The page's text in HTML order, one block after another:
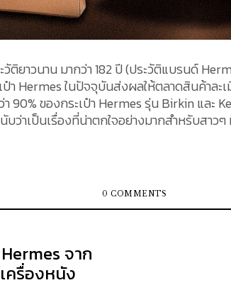
ติยาวนาน มากว่า 182 ปี (ประวัติแบรนด์
า Hermes ในปัจจุบันส่งผลให้ตลาดสินค้าละ
90% ของกระเป๋า Hermes รุ่น Birkin และ
ว่าเป็นเรื่องที่น่าตกใจอย่างมากสำหรับสาว
0 COMMENTS
จาก
ครื่องหนัง